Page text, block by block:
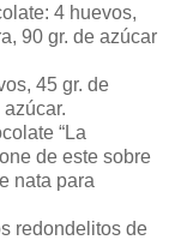
4 huevos,
90 gr. de azúcar
45 gr. de
“La
de este sobre
nata para
redondelitos de